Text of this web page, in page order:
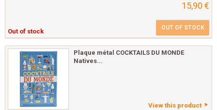
15,90 €
Out of stock OUT OF STOCK
Plaque métal COCKTAILS DU MONDE
Natives...
View this product